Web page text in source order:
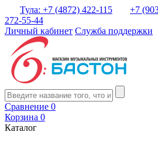
Тула: +7 (4872) 422-115 +7
272-55-44
Личный кабинет Служба поддержки
Сравнение 0
Корзина 0
Каталог